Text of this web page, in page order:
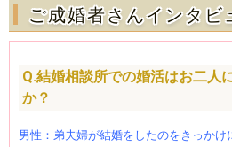
ご成婚者さんインタビ
Q.結婚相談所での婚活はお二人
か？
男性：弟夫婦が結婚をしたのをきっかけ